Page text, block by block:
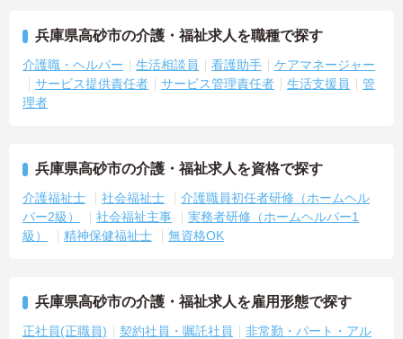
兵庫県高砂市の介護・福祉求人を職種で探す
介護職・ヘルパー 生活相談員 看護助手
ケアマネージャー
サービス提供責任者
サービス管理責任者 生活支援員
管
理者
兵庫県高砂市の介護・福祉求人を資格で探す
介護福祉士 社会福祉士
介護職員初任者研修（ホームヘル
パー2級）
社会福祉主事
実務者研修（ホームヘルパー1
級）
精神保健福祉士 無資格OK
兵庫県高砂市の介護・福祉求人を雇用形態で探す
正社員(正職員) 契約社員・嘱託社員
非常勤・パート・アル